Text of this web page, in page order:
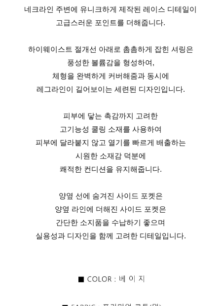
네크라인 주변에 유니크하게 제작된 레이스 디테일이
고급스러운 포인트를 더해줍니다.
하이웨이스트 절개선 아래로 촘촘하게 잡힌 셔링은
풍성한 볼륨감을 형성하여,
체형을 완벽하게 커버해줌과 동시에
레그라인이 길어보이는 세련된 디자인입니다.
피부에 닿는 촉감까지 고려한
고기능성 쿨링 소재를 사용하여
피부에 달라붙지 않고 열기를 빠르게 배출하는
시원한 소재감 덕분에
쾌적한 컨디션을 유지해줍니다.
양옆 선에 숨겨진 사이드 포켓은
양옆 라인에 더해진 사이드 포켓은
간단한 소지품을 수납하기 좋으며